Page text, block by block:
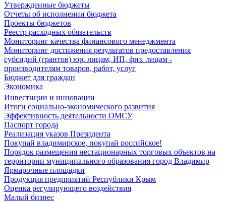
Утвержденные бюджеты
Отчеты об исполнении бюджета
Проекты бюджетов
Реестр расходных обязательств
Мониторинг качества финансового менеджмента
Мониторинг достижения результатов предоставления
субсидий (грантов) юр. лицам, ИП, физ. лицам -
производителям товаров, работ, услуг
Бюджет для граждан
Экономика
Инвестиции и инновации
Итоги социально-экономического развития
Эффективность деятельности ОМСУ
Паспорт города
Реализация указов Президента
Покупай владимирское, покупай российское!
Порядок размещения нестационарных торговых объектов на
территории муниципального образования город Владимир
Ярмарочные площадки
Продукция предприятий Республики Крым
Оценка регулирующего воздействия
Малый бизнес